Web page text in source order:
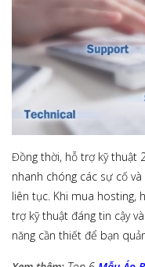
Đồng thời, hỗ trợ kỹ thuật
nhanh chóng các sự cố
liên tục. Khi mua hosting,
trợ kỹ thuật đáng tin cậy
năng cần thiết để bạn